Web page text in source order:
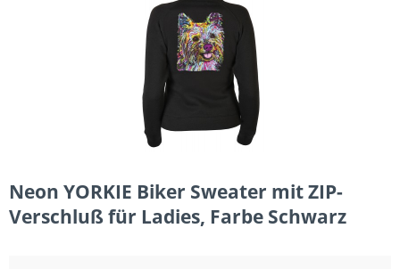
Neon YORKIE Biker Sweater mit ZIP-
Verschluß für Ladies, Farbe Schwarz